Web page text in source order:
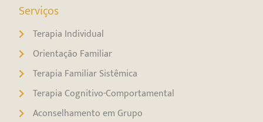
Serviços
Terapia Individual
Orientação Familiar
Terapia Familiar Sistêmica
Terapia Cognitivo-Comportamental
Aconselhamento em Grupo